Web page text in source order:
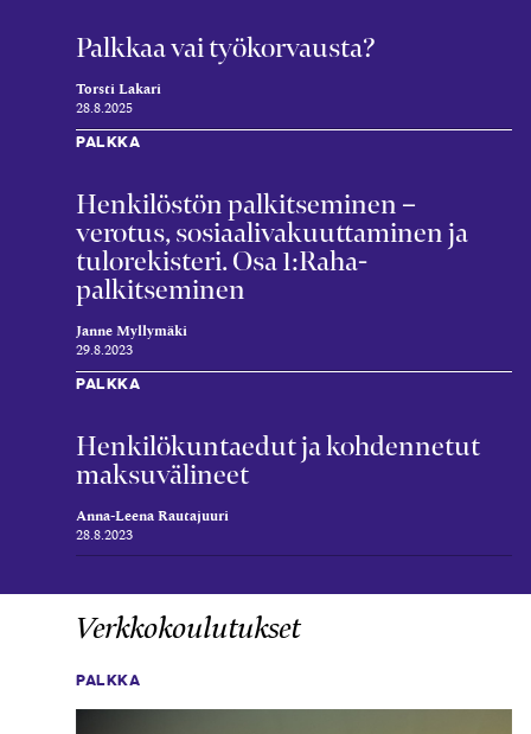
Palkkaa vai työkorvausta?
Torsti Lakari
28.8.2025
PALKKA
Henkilöstön palkit­seminen –
verotus, sosiaali­vakuuttaminen ja
tulo­rekisteri. Osa 1:Raha­
palkitseminen
Janne Myllymäki
29.8.2023
PALKKA
Henkilö­kunta­edut ja kohden­netut
maksu­välineet
Anna-Leena Rautajuuri
28.8.2023
Verkkokoulutukset
PALKKA